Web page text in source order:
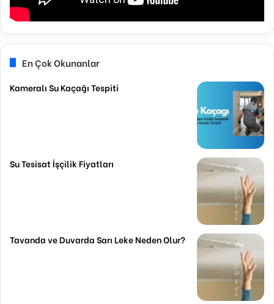
En Çok Okunanlar
Kameralı Su Kaçağı Tespiti
Su Tesisat İşçilik Fiyatları
Tavanda ve Duvarda Sarı Leke Neden Olur?